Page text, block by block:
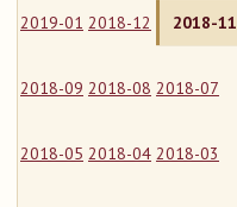
2019-01 2018-12 2018-11
2018-09 2018-08 2018-07
2018-05 2018-04 2018-03